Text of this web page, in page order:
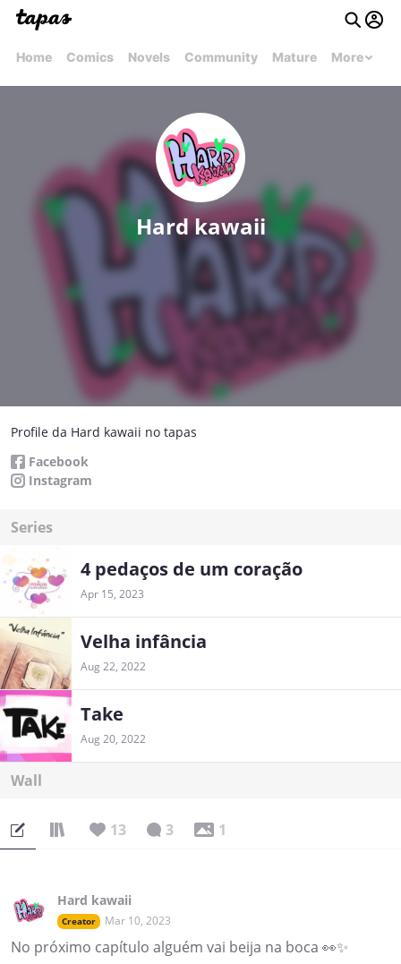
Home Comics Novels Community Mature More
Hard kawaii
Profile da Hard kawaii no tapas
Facebook
Instagram
Series
4 pedaços de um coração
Apr 15, 2023
Velha infância
Aug 22, 2022
Take
Aug 20, 2022
Wall
13 3 1
Hard kawaii
Creator Mar 10, 2023
No próximo capítulo alguém vai beija na boca 👀✨